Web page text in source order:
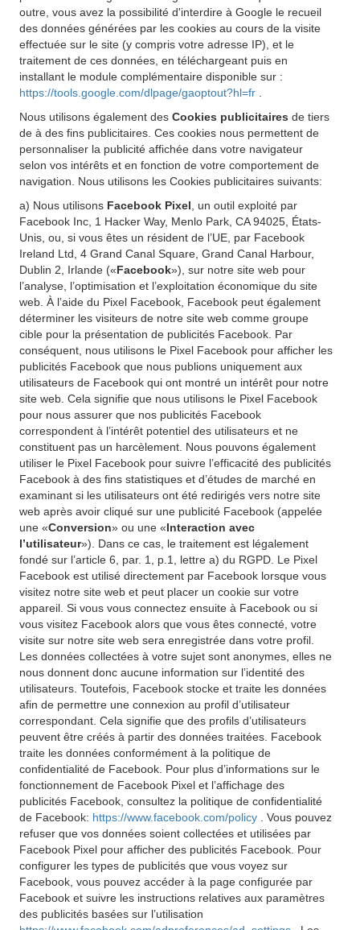
outre, vous avez la possibilité d'interdire à Google le recueil
des données générées par les cookies au cours de la visite
effectuée sur le site (y compris votre adresse IP), et le
traitement de ces données, en téléchargeant puis en
installant le module complémentaire disponible sur :
https://tools.google.com/dlpage/gaoptout?hl=fr
Nous utilisons également des Cookies publicitaires de tiers
de à des fins publicitaires. Ces cookies nous permettent de
personnaliser la publicité affichée dans votre navigateur
selon vos intérêts et en fonction de votre comportement de
navigation. Nous utilisons les Cookies publicitaires suivants:
a) Nous utilisons Facebook Pixel , un outil exploité par
Facebook Inc, 1 Hacker Way, Menlo Park, CA 94025, États-
Unis, ou, si vous êtes un résident de l’UE, par Facebook
Ireland Ltd, 4 Grand Canal Square, Grand Canal Harbour,
Dublin 2, Irlande («Facebook»), sur notre site web pour
l’analyse, l’optimisation et l’exploitation économique du site
web. À l’aide du Pixel Facebook, Facebook peut également
déterminer les visiteurs de notre site web comme groupe
cible pour la présentation de publicités Facebook. Par
conséquent, nous utilisons le Pixel Facebook pour afficher les
publicités Facebook que nous publions uniquement aux
utilisateurs de Facebook qui ont montré un intérêt pour notre
site web. Cela signifie que nous utilisons le Pixel Facebook
pour nous assurer que nos publicités Facebook
correspondent à l’intérêt potentiel des utilisateurs et ne
constituent pas un harcèlement. Nous pouvons également
utiliser le Pixel Facebook pour suivre l’efficacité des publicités
Facebook à des fins statistiques et d’études de marché en
examinant si les utilisateurs ont été redirigés vers notre site
web après avoir cliqué sur une publicité Facebook (appelée
une «Conversion» ou une «Interaction avec
l’utilisateur»). Dans ce cas, le traitement est légalement
fondé sur l’article 6, par. 1, p.1, lettre a) du RGPD. Le Pixel
Facebook est utilisé directement par Facebook lorsque vous
visitez notre site web et peut placer un cookie sur votre
appareil. Si vous vous connectez ensuite à Facebook ou si
vous visitez Facebook alors que vous êtes connecté, votre
visite sur notre site web sera enregistrée dans votre profil.
Les données collectées à votre sujet sont anonymes, elles ne
nous donnent donc aucune information sur l’identité des
utilisateurs. Toutefois, Facebook stocke et traite les données
afin de permettre une connexion au profil d’utilisateur
correspondant. Cela signifie que des profils d’utilisateurs
peuvent être créés à partir des données traitées. Facebook
traite les données conformément à la politique de
confidentialité de Facebook. Pour plus d’informations sur le
fonctionnement de Facebook Pixel et l’affichage des
publicités Facebook, consultez la politique de confidentialité
de Facebook: https://www.facebook.com/policy
. Vous pouvez
refuser que vos données soient collectées et utilisées par
Facebook Pixel pour afficher des publicités Facebook. Pour
configurer les types de publicités que vous voyez sur
Facebook, vous pouvez accéder à la page configurée par
Facebook et suivre les instructions relatives aux paramètres
des publicités basées sur l’utilisation